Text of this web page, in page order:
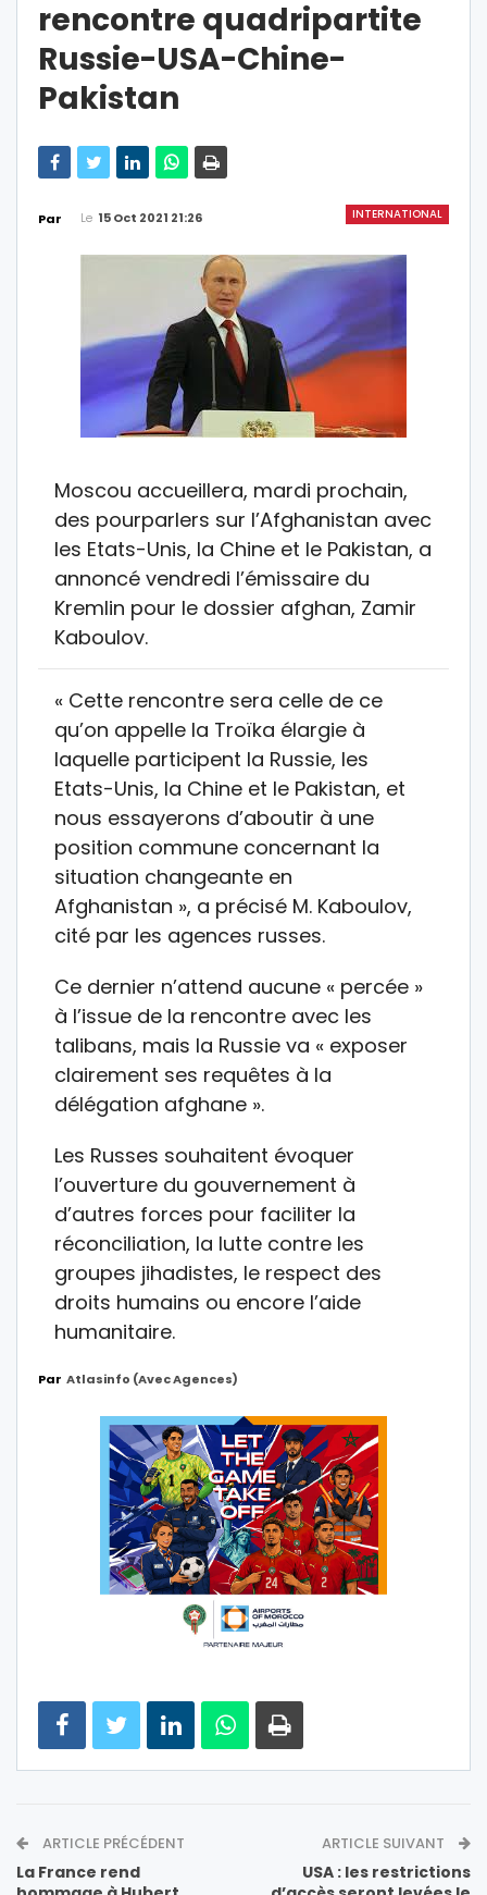
rencontre quadripartite
Russie-USA-Chine-
Pakistan
INTERNATIONAL
Par Le 15 Oct 2021 21:26
Moscou accueillera, mardi prochain,
des pourparlers sur l’Afghanistan avec
les Etats-Unis, la Chine et le Pakistan, a
annoncé vendredi l’émissaire du
Kremlin pour le dossier afghan, Zamir
Kaboulov.
« Cette rencontre sera celle de ce
qu’on appelle la Troïka élargie à
laquelle participent la Russie, les
Etats-Unis, la Chine et le Pakistan, et
nous essayerons d’aboutir à une
position commune concernant la
situation changeante en
Afghanistan », a précisé M. Kaboulov,
cité par les agences russes.
Ce dernier n’attend aucune « percée »
à l’issue de la rencontre avec les
talibans, mais la Russie va « exposer
clairement ses requêtes à la
délégation afghane ».
Les Russes souhaitent évoquer
l’ouverture du gouvernement à
d’autres forces pour faciliter la
réconciliation, la lutte contre les
groupes jihadistes, le respect des
droits humains ou encore l’aide
humanitaire.
Par Atlasinfo (avec Agences)
ARTICLE PRÉCÉDENT
La France rend
ARTICLE SUIVANT
USA : les restrictions